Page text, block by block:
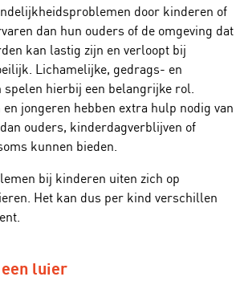
door kinderen of
dan hun ouders of de omgeving dat
kan lastig zijn en verloopt bij
Lichamelijke, gedrags- en
hierbij een belangrijke rol.
jongeren hebben extra hulp nodig van
ouders, kinderdagverblijven of
kunnen bieden.
bij kinderen uiten zich op
Het kan dus per kind verschillen
luier